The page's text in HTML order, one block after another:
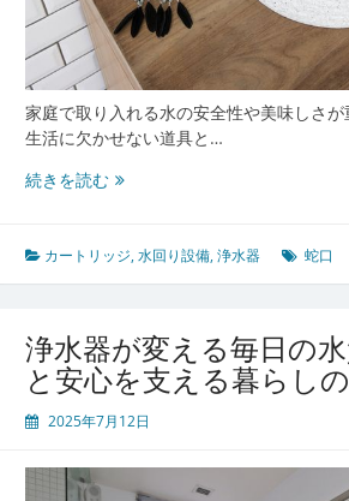
選
び
方
と
活
用
家庭で取り入れる水の安全性や美味しさ
生活に欠かせない道具と…
続きを読む家
健
康
味
し
を
カートリッジ,水回り設備,浄水器 蛇口
浄水器が変える毎日の
と安心を支える暮らし
2025年7月12日